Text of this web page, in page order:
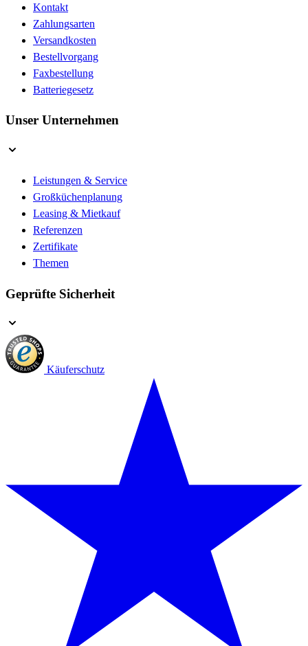
Kontakt
Zahlungsarten
Versandkosten
Bestellvorgang
Faxbestellung
Batteriegesetz
Unser Unternehmen
Leistungen & Service
Großküchenplanung
Leasing & Mietkauf
Referenzen
Zertifikate
Themen
Geprüfte Sicherheit
Käuferschutz